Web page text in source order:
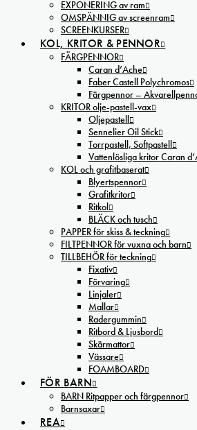
EXPONERING av ram
OMSPÄNNIG av screenram
SCREENKURSER
KOL, KRITOR & PENNOR
FÄRGPENNOR
Caran d’Ache
Faber Castell Polychromos
Färgpennor –
KRITOR olje-pastell-vax
Oljepastell
Sennelier Oil Stick
Torrpastell, Softpastell
Vattenlösliga kritor Caran
KOL och grafitbaserat
Blyertspennor
Grafitkritor
Ritkol
BLÄCK och tusch
PAPPER för skiss & teckning
FILTPENNOR för vuxna och barn
TILLBEHÖR för teckning
Fixativ
Förvaring
Linjaler
Mallar
Radergummin
Ritbord & Ljusbord
Skärmattor
Vässare
FOAMBOARD
FÖR BARN
BARN Ritpapper och färgpennor
Barnsaxar
REA